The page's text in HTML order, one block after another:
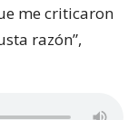
me criticaron
razón”,